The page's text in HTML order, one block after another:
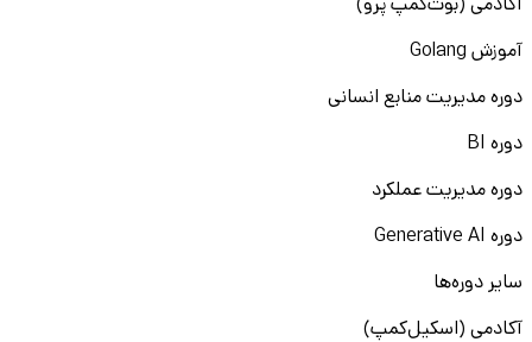
آکادمی (بوت‌کمپ پرو)
آموزش Golang
دوره مدیریت منابع انسانی
دوره BI
دوره مدیریت عملکرد
دوره Generative AI
سایر دوره‌ها
آکادمی (اسکیل‌کمپ)